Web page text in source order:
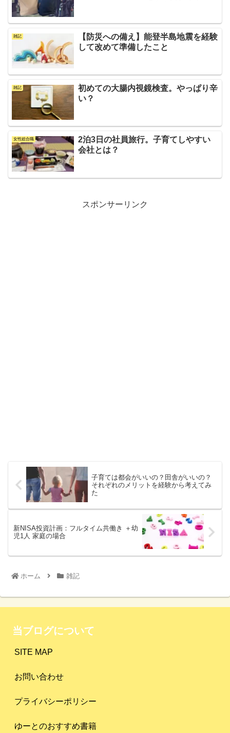
雑記
【防災への備え】能登半島地震を経験
して改めて準備したこと
雑記
初めての大腸内視鏡検査。やっぱり辛
い？
女性総合職
2泊3日の社員旅行。子育てしやすい
会社とは？
スポンサーリンク
子育ては都会がいいの？田舎がいいの？
それぞれのメリットを経験から考えてみ
た
新NISA投資計画：フルタイム共働き ＋幼
児1人 家庭の場合
ホーム 雑記
当ブログについて
SITE MAP
お問い合わせ
プライバシーポリシー
ゆーとのおすすめ書籍